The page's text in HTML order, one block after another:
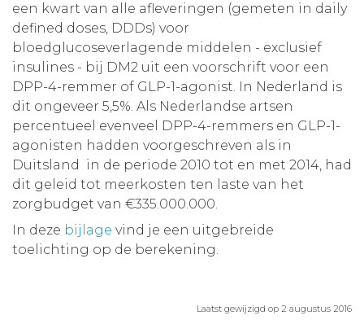
een kwart van alle afleveringen (gemeten in daily
defined doses, DDDs) voor
bloedglucoseverlagende middelen - exclusief
insulines - bij DM2 uit een voorschrift voor een
DPP-4-remmer of GLP-1-agonist. In Nederland is
dit ongeveer 5,5%. Als Nederlandse artsen
percentueel evenveel DPP-4-remmers en GLP-1-
agonisten hadden voorgeschreven als in
Duitsland in de periode 2010 tot en met 2014, had
dit geleid tot meerkosten ten laste van het
zorgbudget van €335.000.000.
In deze bijlage vind je een uitgebreide
toelichting op de berekening.
Laatst gewijzigd op 2 augustus 2016